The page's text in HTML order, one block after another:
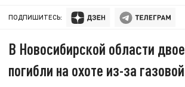
ПОДПИШИТЕСЬ:
В Новосибирской области
погибли на охоте из-за